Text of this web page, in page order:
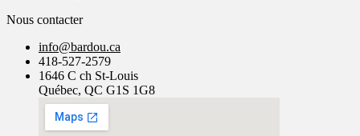
Nous contacter
info@bardou.ca
418-527-2579
1646 C ch St-Louis
Québec, QC G1S 1G8